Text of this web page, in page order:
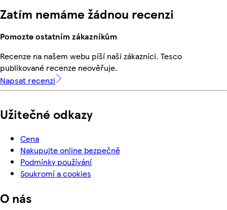
Zatím nemáme žádnou recenzi
Pomozte ostatním zákazníkům
Recenze na našem webu píší naši zákazníci. Tesco
publikované recenze neověřuje.
Napsat recenzi
Užitečné odkazy
Cena
Nakupujte online bezpečně
Podmínky používání
Soukromí a cookies
O nás